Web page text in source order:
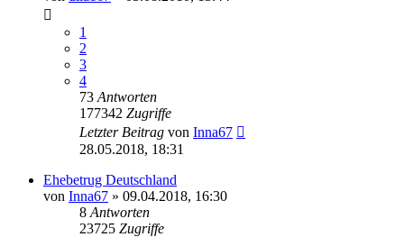
1
2
3
4
73 Antworten
177342 Zugriffe
Letzter Beitrag von Inna67
28.05.2018, 18:31
Ehebetrug Deutschland
von Inna67 » 09.04.2018, 16:30
8 Antworten
23725 Zugriffe